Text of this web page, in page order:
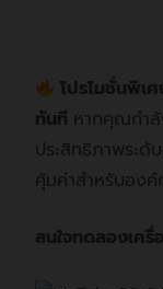
โปรโมชั่นพิ
ทันที หากคุณกำ
ประสิทธิภาพระดั
คุ้มค่าสำหรับอง
สนใจทดลองเครื่